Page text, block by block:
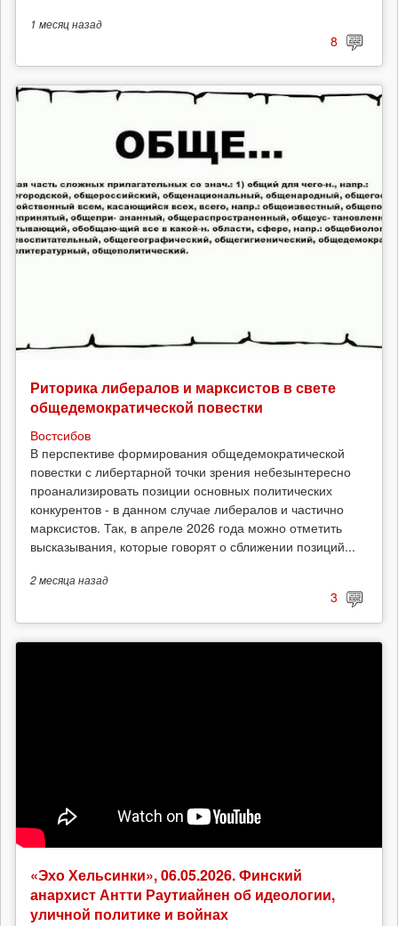
1 месяцназад
8
Риторика либералов и марксистов в свете
общедемократической повестки
Востсибов
В перспективе формирования общедемократической
повестки с либертарной точки зрения небезынтересно
проанализировать позиции основных политических
конкурентов - в данном случае либералов и частично
марксистов. Так, в апреле 2026 года можно отметить
высказывания, которые говорят о сближении позиций...
2 месяцаназад
3
«Эхо Хельсинки», 06.05.2026. Финский
анархист Антти Раутиайнен об идеологии,
уличной политике и войнах